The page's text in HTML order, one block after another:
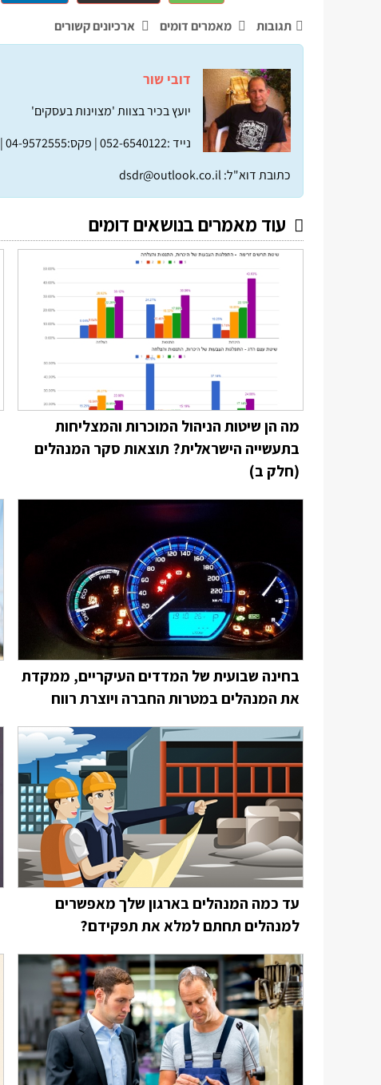
תגובות מאמרים דומים ארכיונים קשורים
דובי שור
יועץ בכיר בצוות 'מצוינות בעסקים'
נייד :052-6540122 |
פקס:04-9572555 |
כתובת דוא"ל:dsdr@outlook.co.il
עוד מאמרים בנושאים דומים
מה הן שיטות הניהול המוכרות והמצליחות
בתעשייה הישראלית? תוצאות סקר המנהלים
(חלק ב)
בחינה שבועית של המדדים העיקריים, ממקדת
את המנהלים במטרות החברה ויוצרת רווח
עד כמה המנהלים בארגון שלך מאפשרים
למנהלים תחתם למלא את תפקידם?